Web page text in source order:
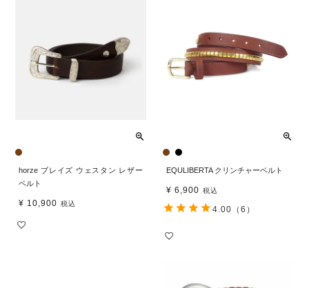
horze ブレイズ ウェスタン レザー
ベルト
¥ 10,900 税込
EQULIBERTA クリンチャーベルト
¥ 6,900 税込
4.00 （6）